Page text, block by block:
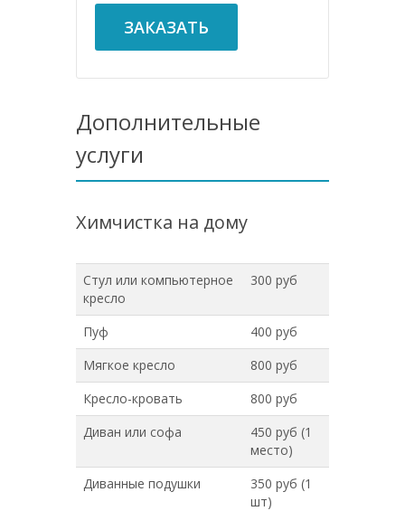
ЗАКАЗАТЬ
Дополнительные
услуги
Химчистка на дому
Стул или компьютерное
кресло
300 руб
Пуф
400 руб
Мягкое кресло
800 руб
Кресло-кровать
800 руб
Диван или софа
450 руб (1
место)
Диванные подушки
350 руб (1
шт)